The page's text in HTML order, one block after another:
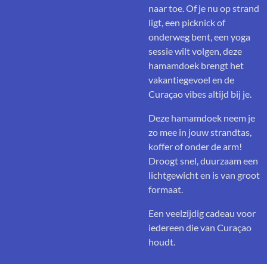
naar toe. Of je nu op strand
ligt, een picknick of
onderweg bent, een yoga
sessie wilt volgen, deze
hamamdoek brengt het
vakantiegevoel en de
Curaçao vibes altijd bij je.
Deze hamamdoek neem je
zo mee in jouw strandtas,
koffer of onder de arm!
Droogt snel, duurzaam een
lichtgewicht en is van groot
formaat.
Een veelzijdig cadeau voor
iedereen die van Curaçao
houdt.